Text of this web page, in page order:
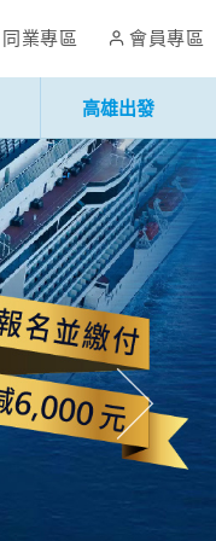
同業專區 會員專區
高雄出發
往後